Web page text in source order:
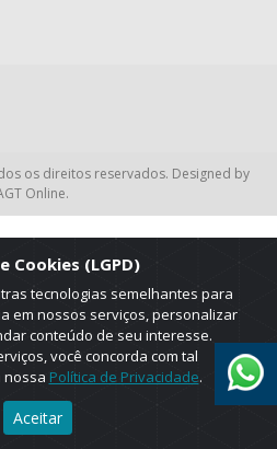
os direitos reservados. Designed by
Online.
Cookies (LGPD)
tecnologias semelhantes para
em nossos serviços, personalizar
conteúdo de seu interesse.
você concorda com tal
nossa Política de Privacidade.
Aceitar